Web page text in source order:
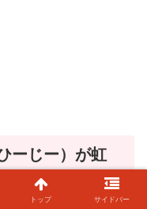
ーじー）が虹
トップ サイドバー